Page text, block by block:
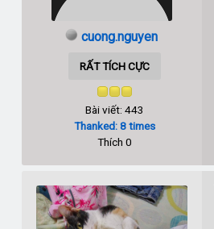
cuong.nguyen
RẤT TÍCH CỰC
Bài viết: 443
Thanked: 8 times
Thích 0